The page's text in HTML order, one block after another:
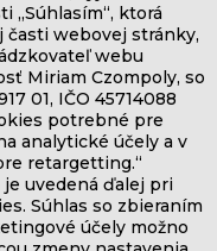
„Súhlasím“, ktorá
časti webovej stránky,
webu
Miriam Czompoly, so
01, IČO 45714088
potrebné pre
analytické účely a v
retargetting.“
uvedená ďalej pri
Súhlas so zbieraním
účely možno